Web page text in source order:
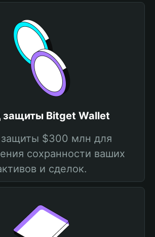
Bitget Wallet
$300 млн для
сохранности ваших
и сделок.